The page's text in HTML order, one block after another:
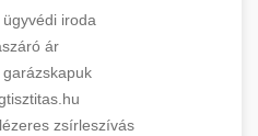
iroda
ár
zsírleszívás